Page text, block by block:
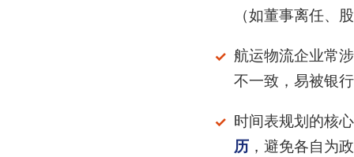
（如董事离任、
航运物流企业常
不一致，易被银
时间表规划的核
历，避免各自为